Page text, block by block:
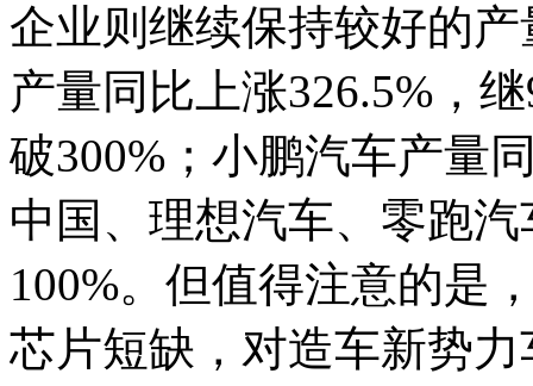
企业则继续保持较好的
产量同比上涨326.5%，
破300%；小鹏汽车产量
中国、理想汽车、零跑
100%。但值得注意的是
芯片短缺，对造车新势